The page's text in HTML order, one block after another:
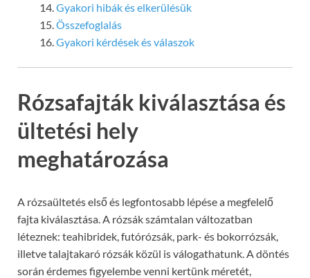
Gyakori hibák és elkerülésük
Összefoglalás
Gyakori kérdések és válaszok
Rózsafajták kiválasztása és
ültetési hely
meghatározása
A rózsaültetés első és legfontosabb lépése a megfelelő
fajta kiválasztása. A rózsák számtalan változatban
léteznek: teahibridek, futórózsák, park- és bokorrózsák,
illetve talajtakaró rózsák közül is válogathatunk. A döntés
során érdemes figyelembe venni kertünk méretét,